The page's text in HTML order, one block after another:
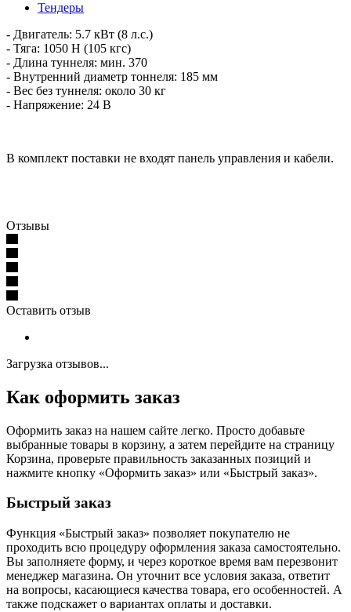
Тендеры
- Двигатель: 5.7 кВт (8 л.с.)
- Тяга: 1050 Н (105 кгс)
- Длина туннеля: мин. 370
- Внутренний диаметр тоннеля: 185 мм
- Вес без туннеля: около 30 кг
- Напряжение: 24 В
В комплект поставки не входят панель управления и кабели.
Отзывы
Оставить отзыв
Загрузка отзывов...
Как оформить заказ
Оформить заказ на нашем сайте легко. Просто добавьте
выбранные товары в корзину, а затем перейдите на страницу
Корзина, проверьте правильность заказанных позиций и
нажмите кнопку «Оформить заказ» или «Быстрый заказ».
Быстрый заказ
Функция «Быстрый заказ» позволяет покупателю не
проходить всю процедуру оформления заказа самостоятельно.
Вы заполняете форму, и через короткое время вам перезвонит
менеджер магазина. Он уточнит все условия заказа, ответит
на вопросы, касающиеся качества товара, его особенностей. А
также подскажет о вариантах оплаты и доставки.